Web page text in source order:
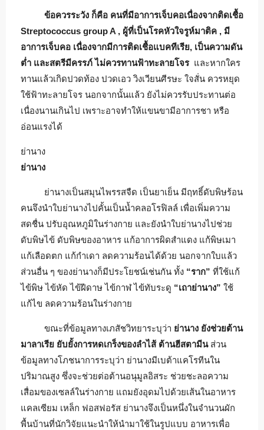
ข้อควรระวัง ก็คือ คนที่มีอาการเจ็บคอเนื่องจากติดเชื้อ
Streptococcus group A , ผู้ที่เป็นโรคหัวใจรูห์มาติค , มี
อาการเจ็บคอ เนื่องจากมีการติดเชื้อแบคทีเรีย, เป็นความดัน
ต่ำ และสตรีมีครรภ์ ไม่ควรทานฟ้าทะลายโจรและหากใคร
ทานแล้วเกิดปวดท้อง ปวดเอว วิงเวียนศีรษะ ใจสั่น ควรหยุด
ใช้ฟ้าทะลายโจร นอกจากนั้นแล้ว ยังไม่ควรรับประทานต่อ
เนื่องนานเกินไป เพราะอาจทำให้แขนขามีอาการชา หรือ
อ่อนแรงได้
ย่านาง
ย่านาง
ย่านางเป็นสมุนไพรรสจืด เป็นยาเย็น มีฤทธิ์ดับพิษร้อน
คนจึงนำใบย่านางไปคั้นเป็นน้ำคลอโรฟิลล์ เพื่อเพิ่มความ
สดชื่น ปรับอุณหภูมิในร่างกาย และยังนำใบย่านางไปช่วย
ดับพิษไข้ ดับพิษของอาหาร แก้อาการผิดสำแดง แก้พิษเมา
แก้เลือดตก แก้กำเดา ลดความร้อนได้ด้วย นอกจากใบแล้ว
ส่วนอื่น ๆ ของย่านางก็มีประโยชน์เช่นกัน ทั้ง “ราก” ที่ใช้แก้
ไข้พิษ ไข้หัด ไข้ฝีดาษ ไข้กาฬ ไข้ทับระดู “เถาย่านาง” ใช้
แก้ไข ลดความร้อนในร่างกาย
ขณะที่ข้อมูลทางเภสัชวิทยาระบุว่า ย่านาง ยังช่วยต้าน
มาลาเรีย ยับยั้งการหดเกร็งของลำไส้ ต้านฮีสตามีน ส่วน
ข้อมูลทางโภชนาการระบุว่า ย่านางมีเบต้าแคโรทีนใน
ปริมาณสูง ซึ่งจะช่วยต่อต้านอนุมูลอิสระ ช่วยชะลอความ
เสื่อมของเซลล์ในร่างกาย แถมยังอุดมไปด้วยเส้นในอาหาร
แคลเซียม เหล็ก ฟอสฟอรัส ย่านางจึงเป็นหนึ่งในจำนวนผัก
พื้นบ้านที่นักวิจัยแนะนำให้นำมาใช้ในรูปแบบ อาหารเพื่อ